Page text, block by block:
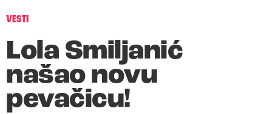
VESTI
Lola Smiljanić
našao novu
pevačicu!